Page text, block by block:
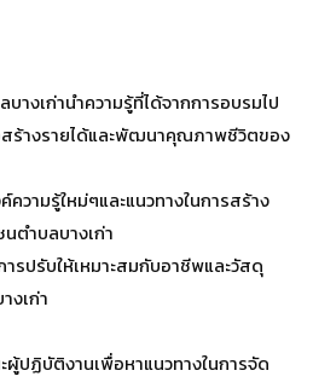
บางเก่านำความรู้ที่ได้จากการอบรมไป
างรายได้และพัฒนาคุณภาพชีวิตของ
ความรู้ใหม่ๆและแนวทางในการสร้าง
ตำบลบางเก่า
ารปรับให้เหมาะสมกับอาชีพและวัสดุ
งเก่า
ปฏิบัติงานเพื่อหาแนวทางในการจัด